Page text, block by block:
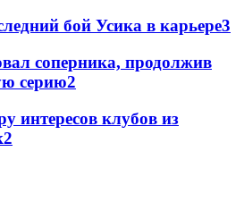
бой Усика в карьере3
соперника, продолжив
серию2
интересов клубов из
2